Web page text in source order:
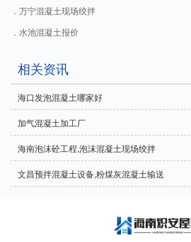
万宁混凝土现场绞拌
水池混凝土报价
相关资讯
海口发泡混凝土哪家好
加气混凝土加工厂
海南泡沫砼工程,泡沫混凝土现场绞拌
文昌预拌混凝土设备,粉煤灰混凝土输送